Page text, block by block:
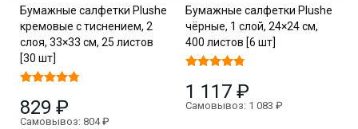
Бумажные салфетки Plushe
кремовые с тиснением, 2
слоя, 33×33 см, 25 листов
[30 шт]
829 ₽
Самовывоз: 804 ₽
Бумажные салфетки Plushe
чёрные, 1 слой, 24×24 см,
400 листов [6 шт]
1 117 ₽
Самовывоз: 1 083 ₽